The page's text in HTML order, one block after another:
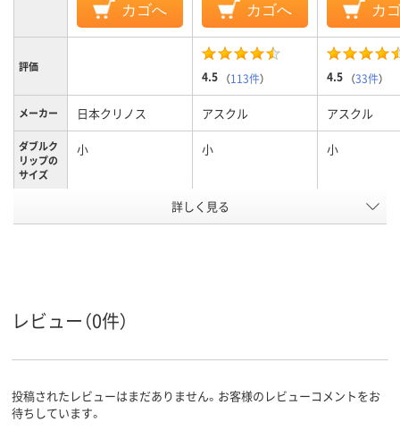
カゴへ カゴへ カ
評価
4.5 （113件） 4.5 （33件）
メーカー 日本クリノス アスクル アスクル
ダブルク
リップの
サイズ
小 小 小
小
商品環境
スコア
40 60
詳しく見る
レビュー（0件）
投稿されたレビューはまだありません。お客様のレビューコメントをお
待ちしています。